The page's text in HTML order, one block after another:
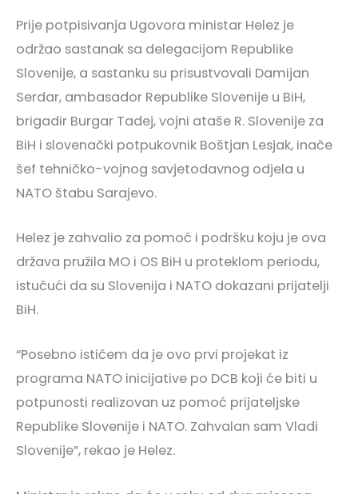
Prije potpisivanja Ugovora ministar Helez je
održao sastanak sa delegacijom Republike
Slovenije, a sastanku su prisustvovali Damijan
Serdar, ambasador Republike Slovenije u BiH,
brigadir Burgar Tadej, vojni ataše R. Slovenije za
BiH i slovenački potpukovnik Boštjan Lesjak, inače
šef tehničko-vojnog savjetodavnog odjela u
NATO štabu Sarajevo.
Helez je zahvalio za pomoć i podršku koju je ova
država pružila MO i OS BiH u proteklom periodu,
istučući da su Slovenija i NATO dokazani prijatelji
BiH.
“Posebno ističem da je ovo prvi projekat iz
programa NATO inicijative po DCB koji će biti u
potpunosti realizovan uz pomoć prijateljske
Republike Slovenije i NATO. Zahvalan sam Vladi
Slovenije”, rekao je Helez.